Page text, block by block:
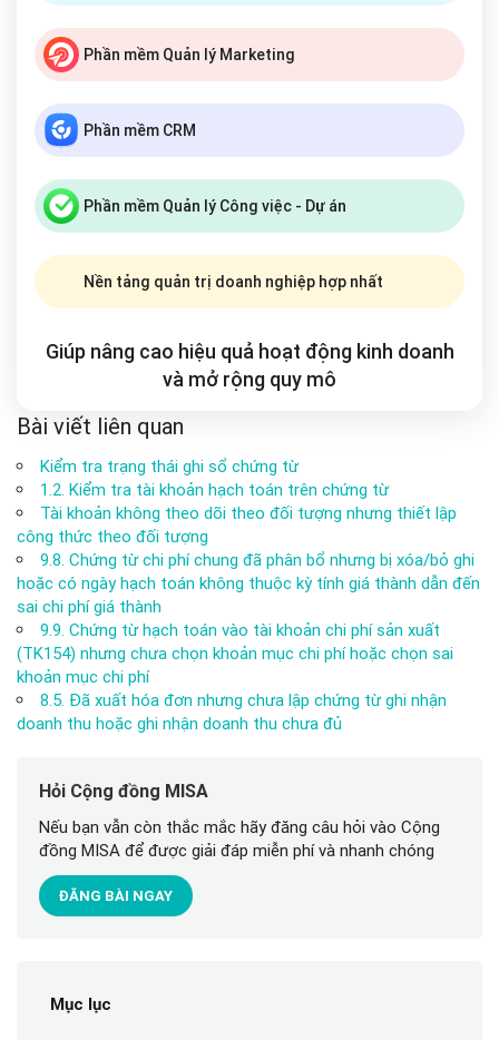
Phần mềm Quản lý Marketing
Phần mềm CRM
Phần mềm Quản lý Công việc - Dự án
Nền tảng quản trị doanh nghiệp hợp nhất
Giúp nâng cao hiệu quả hoạt động kinh doanh
và mở rộng quy mô
Bài viết liên quan
Kiểm tra trạng thái ghi sổ chứng từ
1.2. Kiểm tra tài khoản hạch toán trên chứng từ
Tài khoản không theo dõi theo đối tượng nhưng thiết lập
công thức theo đối tượng
9.8. Chứng từ chi phí chung đã phân bổ nhưng bị xóa/bỏ ghi
hoặc có ngày hạch toán không thuộc kỳ tính giá thành dẫn đến
sai chi phí giá thành
9.9. Chứng từ hạch toán vào tài khoản chi phí sản xuất
(TK154) nhưng chưa chọn khoản mục chi phí hoặc chọn sai
khoản mục chi phí
8.5. Đã xuất hóa đơn nhưng chưa lập chứng từ ghi nhận
doanh thu hoặc ghi nhận doanh thu chưa đủ
Hỏi Cộng đồng MISA
Nếu bạn vẫn còn thắc mắc hãy đăng câu hỏi vào Cộng
đồng MISA để được giải đáp miễn phí và nhanh chóng
ĐĂNG BÀI NGAY
Mục lục